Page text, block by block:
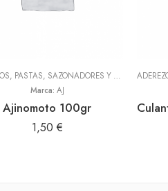
,TODOS
ADEREZOS, PASTAS, SAZONADORES Y CONDIMENTOS
Marca: AJ
Ajinomoto 100gr
1,50 €